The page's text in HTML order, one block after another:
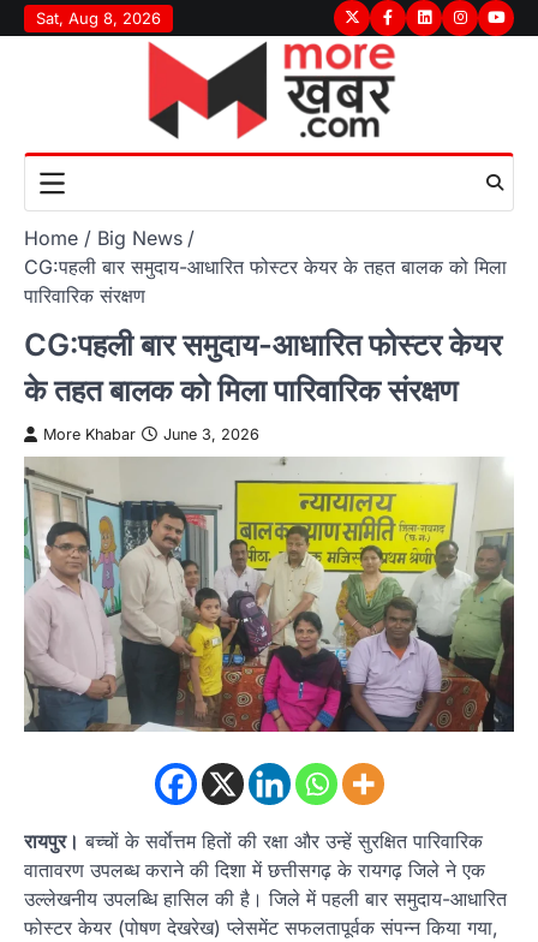
Skip
to
Sat, Aug 8, 2026 TwitterFacebook
LinkedInInstagram
Home
Big News
CG:पहली बार समुदाय-आधारित फोस्टर केयर के तहत बालक को मिला
पारिवारिक संरक्षण
CG:पहली बार समुदाय-आधारित फोस्टर केयर
के तहत बालक को मिला पारिवारिक संरक्षण
More Khabar June 3, 2026
रायपुर। बच्चों के सर्वाेत्तम हितों की रक्षा और उन्हें सुरक्षित पारिवारिक
वातावरण उपलब्ध कराने की दिशा में छत्तीसगढ़ के रायगढ़ जिले ने एक
उल्लेखनीय उपलब्धि हासिल की है। जिले में पहली बार समुदाय-आधारित
फोस्टर केयर (पोषण देखरेख) प्लेसमेंट सफलतापूर्वक संपन्न किया गया,